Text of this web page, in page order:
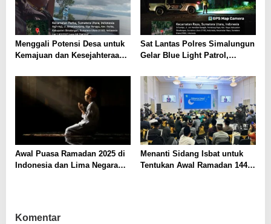
Menggali Potensi Desa untuk
Kemajuan dan Kesejahteraan
Sat Lantas Polres Simalungun
Gelar Blue Light Patrol,
Kamseltibcarlantas di Malam
Awal Puasa Ramadan 2025 di
Indonesia dan Lima Negara
Menanti Sidang Isbat untuk
Tentukan Awal Ramadan 1446
Komentar